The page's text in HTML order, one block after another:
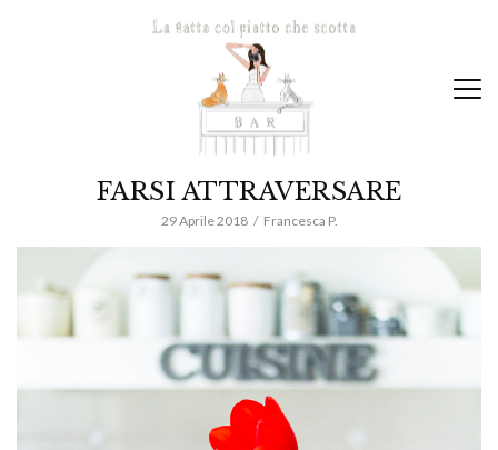
FARSI ATTRAVERSARE
29 Aprile 2018 Francesca P.